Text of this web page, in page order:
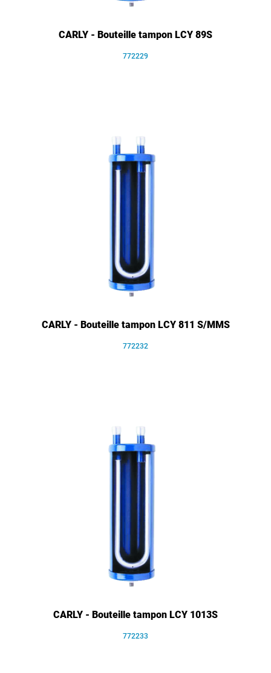
CARLY - Bouteille tampon LCY 89S
772229
CARLY - Bouteille tampon LCY 811 S/MMS
772232
CARLY - Bouteille tampon LCY 1013S
772233